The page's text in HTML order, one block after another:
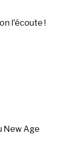
l'écoute !
New Age